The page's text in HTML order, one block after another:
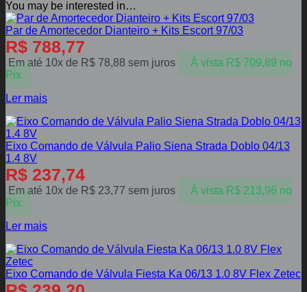
You may be interested in…
Par de Amortecedor Dianteiro + Kits Escort 97/03
R$ 788,77
Em até 10x de R$ 78,88 sem juros À vista R$709,89 no
Pix
Ler mais
Eixo Comando de Válvula Palio Siena Strada Doblo 04/13
1.4 8V
R$ 237,74
Em até 10x de R$ 23,77 sem juros À vista R$213,96 no
Pix
Ler mais
Eixo Comando de Válvula Fiesta Ka 06/13 1.0 8V Flex Zetec